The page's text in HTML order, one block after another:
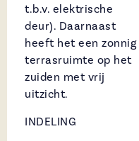
t.b.v. elektrische
deur). Daarnaast
heeft het een zonnig
terrasruimte op het
zuiden met vrij
uitzicht.
INDELING